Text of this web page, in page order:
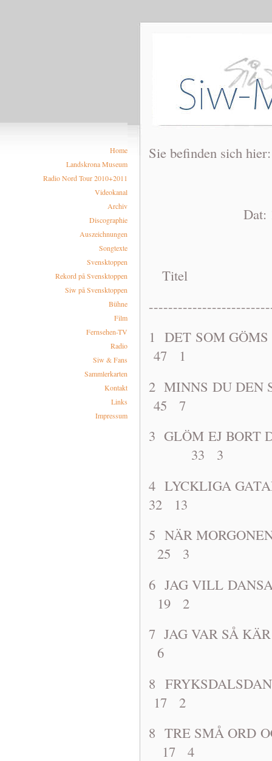
Home
Landskrona Museum
Radio Nord Tour 2010+2011
Videokanal
Archiv
Discographie
Auszeichnungen
Songtexte
Svensktoppen
Rekord på Svensktoppen
Siw på Svensktoppen
Bühne
Film
Fernsehen-TV
Radio
Siw & Fans
Sammlerkarten
Kontakt
Links
Impressum
Sie befinden sich
Dat: 1968-
Titel
1 DET SOM
47 1
2 MINNS DU
45 7
3 GLÖM EJ
33 3
4 LYCKLIGA
32 13
5 NÄR
25 3
6 JAG VILL
19 2
7 JAG VAR
6
8
17 2
8 TRE SMÅ
17 4